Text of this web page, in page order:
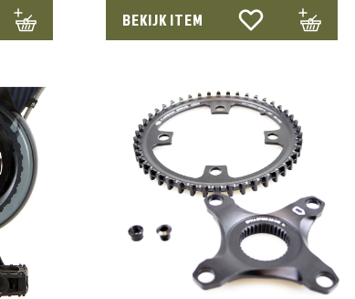
BEKIJK ITEM